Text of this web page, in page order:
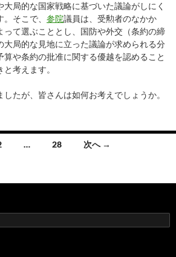
局的な国家戦略に基づいた議論がしにく
そこで、 参院議員は、受勲者のなかか
って選ぶこととし、国防や外交（条約の締
大局的な見地に立った議論が求められる分
算や条約の批准に関する優越を認めること
考えます。
したが、皆さんは如何お考えでしょうか。
… 28 次へ →